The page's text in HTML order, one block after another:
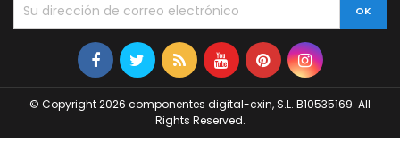
© Copyright 2026 componentes digital-cxin, S.L. B10535169. All
Rights Reserved.